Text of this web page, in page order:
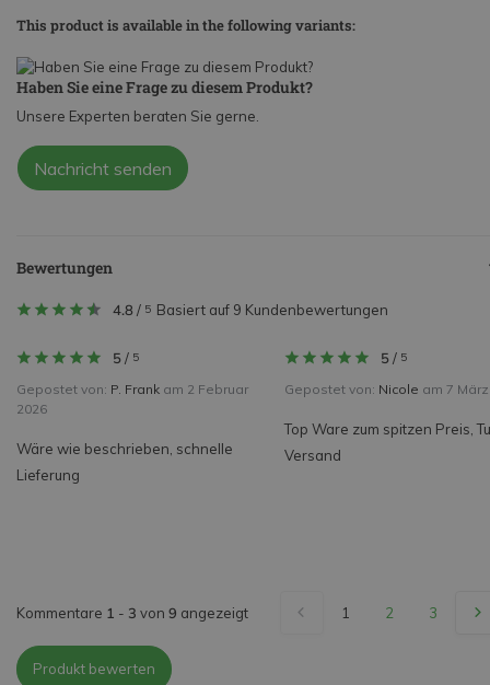
This product is available in the following variants:
Haben Sie eine Frage zu diesem Produkt?
Unsere Experten beraten Sie gerne.
Nachricht senden
Bewertungen
4.8 / 5 Basiert auf 9 Kundenbewertungen
5/ 5
Gepostet von: P. Frank am 2 Februar
2026
Wäre wie beschrieben, schnelle
Lieferung
5/ 5
Gepostet von: Nicole am 7
Top Ware zum spitzen Preis,
Versand
Kommentare 1 - 3 von 9 angezeigt 1 2 3
Produkt bewerten